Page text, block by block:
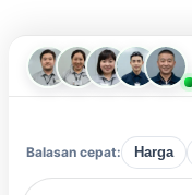
Balasan cepat: Harga